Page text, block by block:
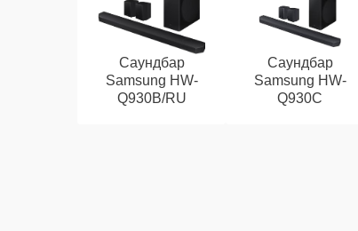
Саундбар
Samsung HW-
Q930B/RU
Саундбар
Samsung HW-
Q930C